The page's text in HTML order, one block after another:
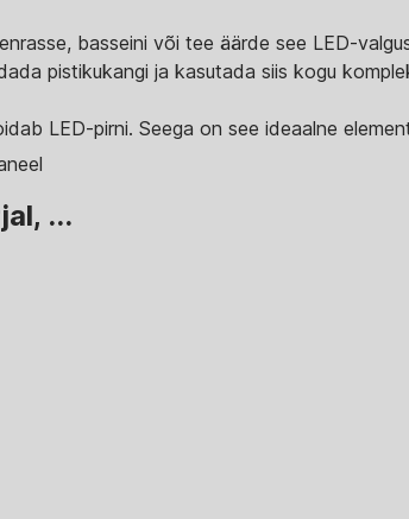
basseini või tee äärde see LED-
pistikukangi ja kasutada siis kogu
LED-pirni. Seega on see ideaalne
...